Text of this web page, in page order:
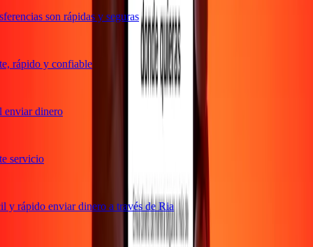
son rápidas y seguras
rápido y confiable
dinero
servicio
rápido enviar dinero a través de Ria